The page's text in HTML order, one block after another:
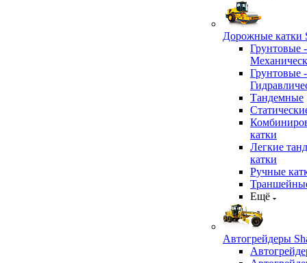
Дорожные катки
Грунтовые -
Грунтовые -
Тандемные
катки
Легкие
катки
Ручные
Ещё
Автогрейдеры